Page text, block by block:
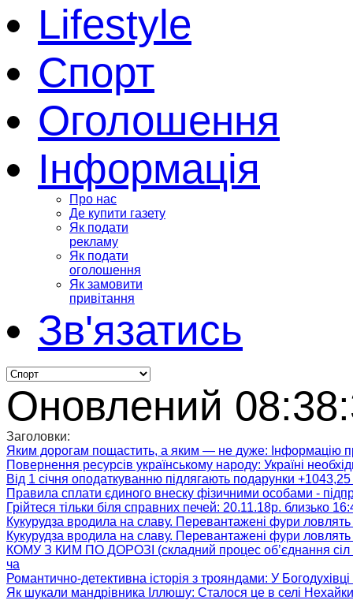
Lifestyle
Спорт
Оголошення
Інформація
Про нас
Де купити газету
Як подати
рекламу
Як подати
оголошення
Як замовити
привітання
Зв'язатись
Оновлений
Заголовки:
Яким дорогам пощастить, а яким — не дуже: Інформацію
Повернення ресурсів українському народу: Україні
Від 1 січня оподаткуванню підлягають подарунки +1043,25
Правила сплати єдиного внеску фізичними особами -
Грійтеся тільки біля справних печей: 20.11.18р. близько
Кукурудза вродила на славу. Перевантажені фури
Кукурудза вродила на славу. Перевантажені фури
КОМУ З КИМ ПО ДОРОЗІ (складний процес об’єднання сіл
ча
Романтично-детективна історія з трояндами: У
Як шукали мандрівника Іллюшу: Сталося це в селі